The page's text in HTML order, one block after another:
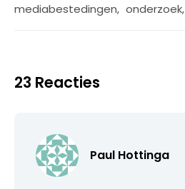
mediabestedingen, onderzoek,
23 Reacties
Paul Hottinga